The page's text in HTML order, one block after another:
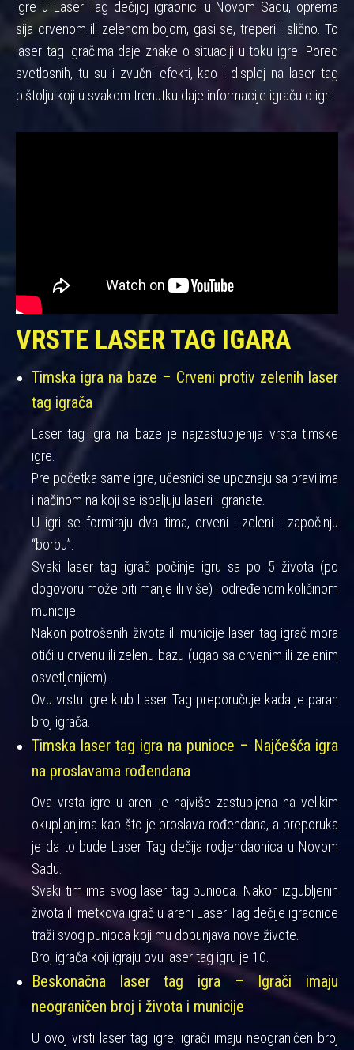
igre u Laser Tag dečijoj igraonici u Novom Sadu, oprema
sija crvenom ili zelenom bojom, gasi se, treperi i slično. To
laser tag igračima daje znake o situaciji u toku igre. Pored
svetlosnih, tu su i zvučni efekti, kao i displej na laser tag
pištolju koji u svakom trenutku daje informacije igraču o igri.
VRSTE LASER TAG IGARA
Timska igra na baze – Crveni protiv zelenih laser
tag igrača
Laser tag igra na baze je najzastupljenija vrsta timske
igre.
Pre početka same igre, učesnici se upoznaju sa pravilima
i načinom na koji se ispaljuju laseri i granate.
U igri se formiraju dva tima, crveni i zeleni i započinju
“borbu”.
Svaki laser tag igrač počinje igru sa po 5 života (po
dogovoru može biti manje ili više) i određenom količinom
municije.
Nakon potrošenih života ili municije laser tag igrač mora
otići u crvenu ili zelenu bazu (ugao sa crvenim ili zelenim
osvetljenjiem).
Ovu vrstu igre klub Laser Tag preporučuje kada je paran
broj igrača.
Timska laser tag igra na punioce – Najčešća igra
na proslavama rođendana
Ova vrsta igre u areni je najviše zastupljena na velikim
okupljanjima kao što je proslava rođendana, a preporuka
je da to bude Laser Tag dečija rodjendaonica u Novom
Sadu.
Svaki tim ima svog laser tag punioca. Nakon izgubljenih
života ili metkova igrač u areni Laser Tag dečije igraonice
traži svog punioca koji mu dopunjava nove živote.
Broj igrača koji igraju ovu laser tag igru je 10.
Beskonačna laser tag igra – Igrači imaju
neograničen broj i života i municije
U ovoj vrsti laser tag igre, igrači imaju neograničen broj